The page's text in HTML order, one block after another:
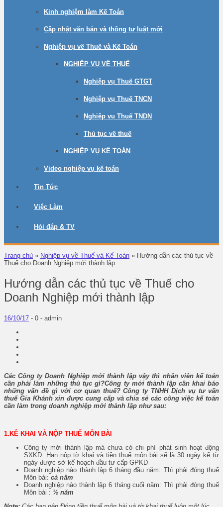
Kinh nghiệm làm Kế Toán
Cập nhật văn bản và thông tư luật mới
Nghiệp vụ về Thuế và Kế Toán
NGHIỆP VỤ VỀ THUẾ
Nghiệp vụ Thuế GTGT
Nghiệp vụ Thuế TNCN
Nghiệp vụ Thuế TNDN
Thủ tục về thuế
NGHIỆP VỤ KẾ TOÁN
Video nghiệp vụ kế toán
Tin Tức
Việc Làm
Hỏi đáp & TV
Trang chủ » Nghiệp vụ về Thuế và Kế Toán » Hướng dẫn các thủ tục về
Thuế cho Doanh Nghiệp mới thành lập
Hướng dẫn các thủ tục về Thuế cho
Doanh Nghiệp mới thành lập
16/10/17 - 0 - admin
Các Công ty Doanh Nghiệp mới thành lập vậy thì nhân viên kế toán
cần phải làm những thủ tục gì?Công ty mới thành lập cần khai báo
những vấn đề gì với cơ quan thuế? Công ty TNHH Dịch vụ tư vấn
thuế Gia Khánh xin được cung cấp và chia sẻ các công việc kế toán
cần làm trong doanh nghiệp mới thành lập như sau:
1.KÊ KHAI VÀ NỘP THUẾ MÔN BÀI
Công ty mới thành lập mà chưa có chi phí phát sinh hoạt động
SXKD: Hạn nộp tờ khai và tiền thuế môn bài sẽ là 30 ngày kể từ
ngày được sở kế hoạch đầu tư cấp GPKD
Doanh nghiệp nào thành lập 6 tháng đầu năm: Thì phải đóng thuế
Môn bài: cả năm
Doanh nghiệp nào thành lập 6 tháng cuối năm: Thì phải đóng thuế
Môn bài : ½ năm